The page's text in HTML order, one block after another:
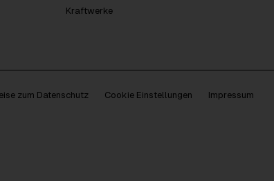
Kraftwerke
zum Datenschutz Cookie Einstellungen Impressum